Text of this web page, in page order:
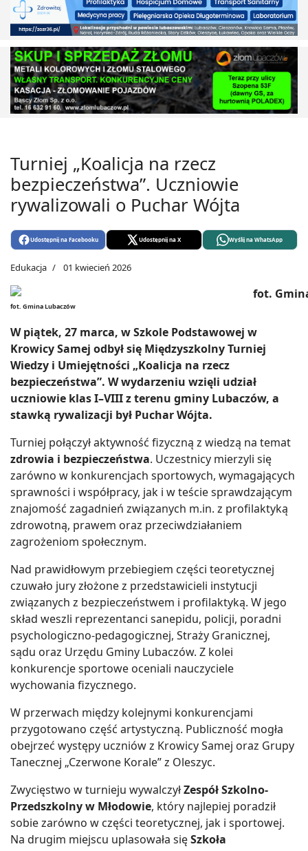
Turniej „Koalicja na rzecz
bezpieczeństwa”. Uczniowie
rywalizowali o Puchar Wójta
Udostępnij na Facebooku Udostępnij na X Wyślij na WhatsApp
Edukacja 01 kwiecień 2026
fot. Gmina Lubaczów
W piątek, 27 marca, w Szkole Podstawowej w
Krowicy Samej odbył się Międzyszkolny Turniej
Wiedzy i Umiejętności „Koalicja na rzecz
bezpieczeństwa”. W wydarzeniu wzięli udział
uczniowie klas I–VIII z terenu gminy Lubaczów, a
stawką rywalizacji był Puchar Wójta.
Turniej połączył aktywność fizyczną z wiedzą na temat
zdrowia i bezpieczeństwa. Uczestnicy mierzyli się
zarówno w konkurencjach sportowych, wymagających
sprawności i współpracy, jak i w teście sprawdzającym
znajomość zagadnień związanych m.in. z profilaktyką
zdrowotną, prawem oraz przeciwdziałaniem
zagrożeniom społecznym.
Nad prawidłowym przebiegiem części teoretycznej
czuwało jury złożone z przedstawicieli instytucji
związanych z bezpieczeństwem i profilaktyką. W jego
skład weszli reprezentanci sanepidu, policji, poradni
psychologiczno-pedagogicznej, Straży Granicznej,
sądu oraz Urzędu Gminy Lubaczów. Z kolei
konkurencje sportowe oceniali nauczyciele
wychowania fizycznego.
W przerwach między kolejnymi konkurencjami
przygotowano część artystyczną. Publiczność mogła
obejrzeć występy uczniów z Krowicy Samej oraz Grupy
Tanecznej „Czerwone Korale” z Oleszyc.
Zwycięstwo w turnieju wywalczyłZespół Szkolno-
Przedszkolny w Młodowie, który najlepiej poradził
sobie zarówno w części teoretycznej, jak i sportowej.
Na drugim miejscu uplasowała sięSzkoła